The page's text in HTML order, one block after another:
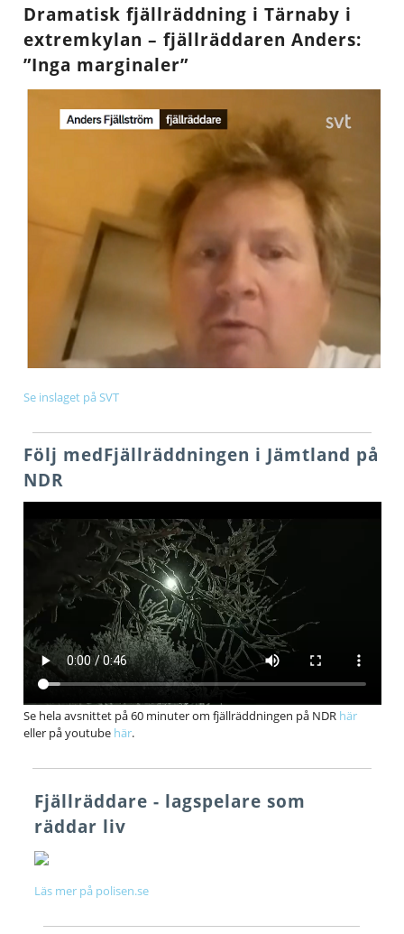
Dramatisk fjällräddning i Tärnaby i
extremkylan – fjällräddaren Anders:
”Inga marginaler”
Se inslaget på SVT
Följ medFjällräddningen i Jämtland på
NDR
Se hela avsnittet på 60 minuter om fjällräddningen på NDR här
eller på youtube här.
Fjällräddare - lagspelare som
räddar liv
Läs mer på polisen.se